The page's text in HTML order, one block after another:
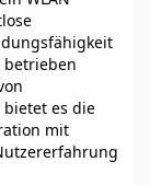
betrieben
es die
mit